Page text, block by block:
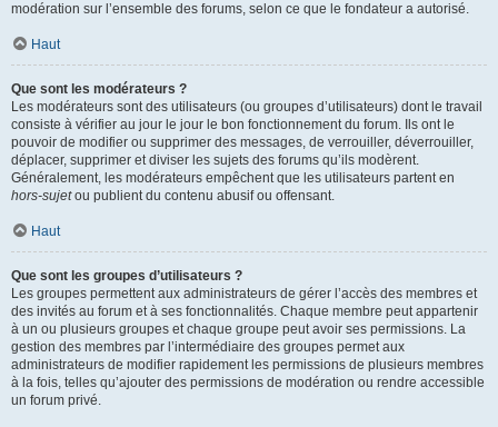
modération sur l’ensemble des forums, selon ce que le fondateur a autorisé.
Haut
Que sont les modérateurs ?
Les modérateurs sont des utilisateurs (ou groupes d’utilisateurs) dont le travail
consiste à vérifier au jour le jour le bon fonctionnement du forum. Ils ont le
pouvoir de modifier ou supprimer des messages, de verrouiller, déverrouiller,
déplacer, supprimer et diviser les sujets des forums qu’ils modèrent.
Généralement, les modérateurs empêchent que les utilisateurs partent en
hors-sujetou publient du contenu abusif ou offensant.
Haut
Que sont les groupes d’utilisateurs ?
Les groupes permettent aux administrateurs de gérer l’accès des membres et
des invités au forum et à ses fonctionnalités. Chaque membre peut appartenir
à un ou plusieurs groupes et chaque groupe peut avoir ses permissions. La
gestion des membres par l’intermédiaire des groupes permet aux
administrateurs de modifier rapidement les permissions de plusieurs membres
à la fois, telles qu’ajouter des permissions de modération ou rendre accessible
un forum privé.